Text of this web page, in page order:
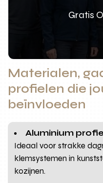
Gratis
Materialen,
profielen die
beïnvloeden
Aluminium
Ideaal voor strakke
klemsystemen in
kozijnen.